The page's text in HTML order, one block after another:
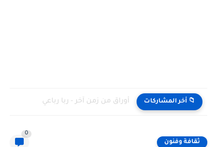
📁 أخر المشاركات أوراق من زمن آخر - ربا رباعي
ثقافة وفنون
0